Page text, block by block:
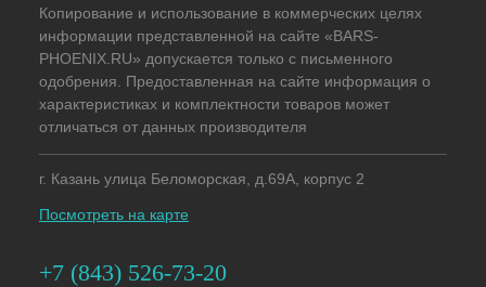
Копирование и использование в коммерческих целях
информации представленной на сайте «BARS-
PHOENIX.RU» допускается только с письменного
одобрения. Предоставленная на сайте информация о
характеристиках и комплектности товаров может
отличаться от данных производителя
г. Казань улица Беломорская, д.69А, корпус 2
Посмотреть на карте
+7 (843) 526-73-20